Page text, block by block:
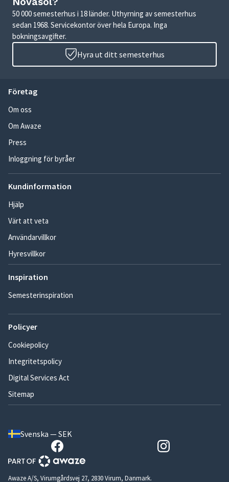
50 000 semesterhus i 18 länder. Uthyrning av semesterhus
sedan 1968. Servicekontor över hela Europa. Inga
bokningsavgifter.
Hyra ut ditt semesterhus
Företag
Om oss
Om Awaze
Press
Inloggning för byråer
Kundinformation
Hjälp
Värt att veta
Användarvillkor
Hyresvillkor
Inspiration
Semesterinspiration
Policyer
Cookiepolicy
Integritetspolicy
Digital Services Act
Sitemap
Svenska — SEK
Awaze A/S, Virumgårdsvej 27, 2830 Virum, Danmark.